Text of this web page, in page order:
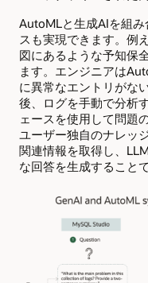
AutoMLと生成AIを組
スも実現できます。例
図にあるような予知保
ます。エンジニアは
に異常なエントリがな
後、ログを手動で分析
ェースを使用して問題
ユーザー独自のナレッ
関連情報を取得し、
な回答を生成すること